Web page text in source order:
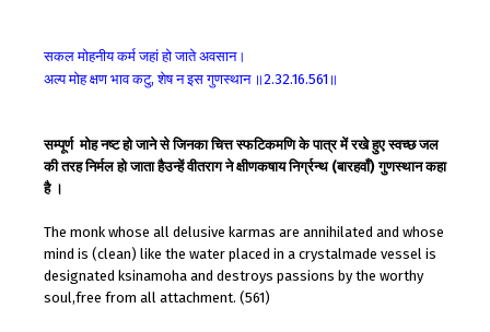
सकलमोहनीयकर्मजहांहोजातेअवसान।
अल्पमोहक्षणभावकटु,शेषनइसगुणस्थान ॥2.32.16.561 ॥
सम्पूर्ण मोह नष्ट हो जाने से जिनका चित्त स्फटिकमणि के पात्र में रखे हुए स्वच्छ जल
की तरह निर्मल हो जाता हैउन्हें वीतराग ने क्षीणकषाय निर्ग्रन्थ (बारहवाँ) गुणस्थान कहा
है ।
The monk whose all delusive karmas are annihilated and whose
mind is (clean) like the water placed in a crystalmade vessel is
designated ksinamoha and destroys passions by the worthy
soul,free from all attachment. (561)